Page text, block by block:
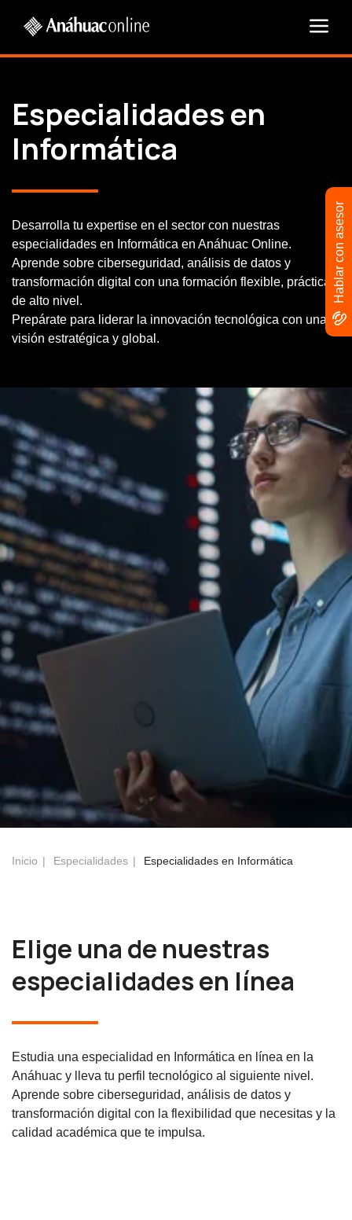
Especialidades en
Informática
Desarrolla tu expertise en el sector con nuestras
especialidades en Informática en Anáhuac Online.
Aprende sobre ciberseguridad, análisis de datos y
transformación digital con una formación flexible, práctica y
de alto nivel.
Prepárate para liderar la innovación tecnológica con una
visión estratégica y global.
Inicio Especialidades Especialidades en Informática
Elige una de nuestras
especialidades en línea
Estudia una especialidad en Informática en línea en la
Anáhuac y lleva tu perfil tecnológico al siguiente nivel.
Aprende sobre ciberseguridad, análisis de datos y
transformación digital con la flexibilidad que necesitas y la
calidad académica que te impulsa.
Hablar con asesor